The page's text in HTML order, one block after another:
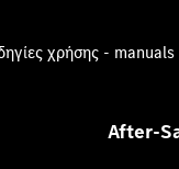
χρήσης - manuals
After-